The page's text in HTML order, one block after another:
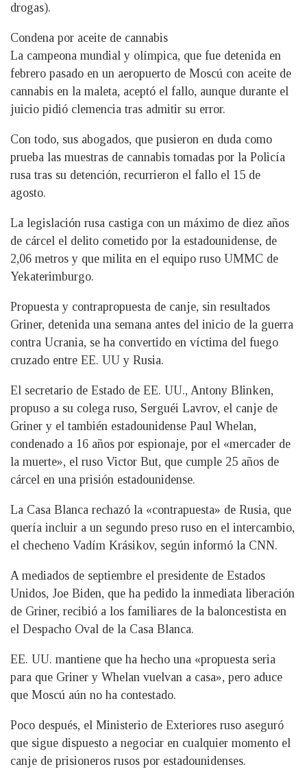
drogas).
Condena por aceite de cannabis
La campeona mundial y olímpica, que fue detenida en
febrero pasado en un aeropuerto de Moscú con aceite de
cannabis en la maleta, aceptó el fallo, aunque durante el
juicio pidió clemencia tras admitir su error.
Con todo, sus abogados, que pusieron en duda como
prueba las muestras de cannabis tomadas por la Policía
rusa tras su detención, recurrieron el fallo el 15 de
agosto.
La legislación rusa castiga con un máximo de diez años
de cárcel el delito cometido por la estadounidense, de
2,06 metros y que milita en el equipo ruso UMMC de
Yekaterimburgo.
Propuesta y contrapropuesta de canje, sin resultados
Griner, detenida una semana antes del inicio de la guerra
contra Ucrania, se ha convertido en víctima del fuego
cruzado entre EE. UU y Rusia.
El secretario de Estado de EE. UU., Antony Blinken,
propuso a su colega ruso, Serguéi Lavrov, el canje de
Griner y el también estadounidense Paul Whelan,
condenado a 16 años por espionaje, por el «mercader de
la muerte», el ruso Victor But, que cumple 25 años de
cárcel en una prisión estadounidense.
La Casa Blanca rechazó la «contrapuesta» de Rusia, que
quería incluir a un segundo preso ruso en el intercambio,
el checheno Vadím Krásikov, según informó la CNN.
A mediados de septiembre el presidente de Estados
Unidos, Joe Biden, que ha pedido la inmediata liberación
de Griner, recibió a los familiares de la baloncestista en
el Despacho Oval de la Casa Blanca.
EE. UU. mantiene que ha hecho una «propuesta seria
para que Griner y Whelan vuelvan a casa», pero aduce
que Moscú aún no ha contestado.
Poco después, el Ministerio de Exteriores ruso aseguró
que sigue dispuesto a negociar en cualquier momento el
canje de prisioneros rusos por estadounidenses.